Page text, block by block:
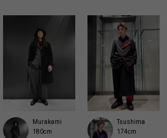
Murakami
180cm
Tsushima
174cm